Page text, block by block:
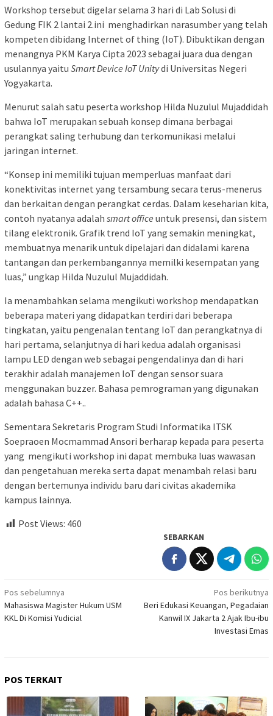
Workshop tersebut digelar selama 3 hari di Lab Solusi di
Gedung FIK 2 lantai 2.ini menghadirkan narasumber yang telah
kompeten dibidang Internet of thing (IoT). Dibuktikan dengan
menangnya PKM Karya Cipta 2023 sebagai juara dua dengan
usulannya yaitu Smart Device IoT Unitydi Universitas Negeri
Yogyakarta.
Menurut salah satu peserta workshop Hilda Nuzulul Mujaddidah
bahwa IoT merupakan sebuah konsep dimana berbagai
perangkat saling terhubung dan terkomunikasi melalui
jaringan internet.
“Konsep ini memiliki tujuan memperluas manfaat dari
konektivitas internet yang tersambung secara terus-menerus
dan berkaitan dengan perangkat cerdas. Dalam keseharian kita,
contoh nyatanya adalah smart office untuk presensi, dan sistem
tilang elektronik. Grafik trend IoT yang semakin meningkat,
membuatnya menarik untuk dipelajari dan didalami karena
tantangan dan perkembangannya memilki kesempatan yang
luas,” ungkap Hilda Nuzulul Mujaddidah.
Ia menambahkan selama mengikuti workshop mendapatkan
beberapa materi yang didapatkan terdiri dari beberapa
tingkatan, yaitu pengenalan tentang IoT dan perangkatnya di
hari pertama, selanjutnya di hari kedua adalah organisasi
lampu LED dengan web sebagai pengendalinya dan di hari
terakhir adalah manajemen IoT dengan sensor suara
menggunakan buzzer. Bahasa pemrograman yang digunakan
adalah bahasa C++..
Sementara Sekretaris Program Studi Informatika ITSK
Soepraoen Mocmammad Ansori berharap kepada para peserta
yang mengikuti workshop ini dapat membuka luas wawasan
dan pengetahuan mereka serta dapat menambah relasi baru
dengan bertemunya individu baru dari civitas akademika
kampus lainnya.
Post Views: 460
SEBARKAN
Navigasi
pos
Pos sebelumnya
Mahasiswa Magister Hukum USM
KKL Di Komisi Yudicial
Pos berikutnya
Beri Edukasi Keuangan, Pegadaian
Kanwil IX Jakarta 2 Ajak Ibu-ibu
Investasi Emas
POS TERKAIT